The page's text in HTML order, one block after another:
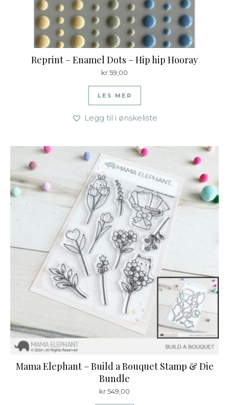
Reprint – Enamel Dots – Hip hip Hooray
kr59,00
LES MER
Legg til i ønskeliste
Mama Elephant – Build a Bouquet Stamp & Die
Bundle
kr549,00